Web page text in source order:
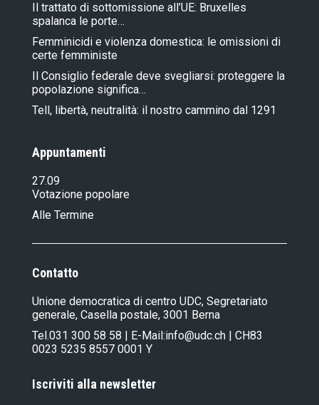
Il trattato di sottomissione all’UE: Bruxelles
spalanca le porte…
Femminicidi e violenza domestica: le omissioni di
certe femministe
Il Consiglio federale deve svegliarsi: proteggere la
popolazione significa…
Tell, libertà, neutralità: il nostro cammino dal 1291
Appuntamenti
27.09
Votazione popolare
Alle Termine
Contatto
Unione democratica di centro UDC, Segretariato
generale, Casella postale, 3001 Berna
Tel.031 300 58 58 | E-Mail:info@udc.ch | CH83
0023 5235 8557 0001 Y
Iscriviti alla newsletter